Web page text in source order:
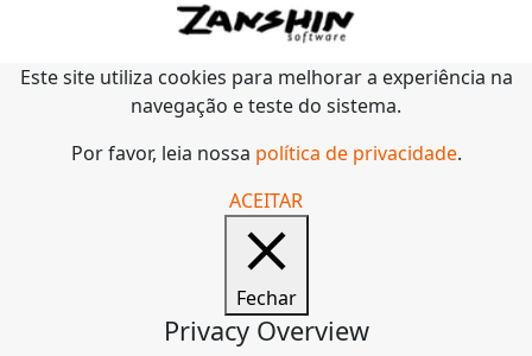
Este site utiliza cookies para melhorar a experiência na
navegação e teste do sistema.
Por favor, leia nossa política de privacidade.
ACEITAR
Fechar
Privacy Overview